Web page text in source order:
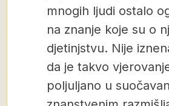
mnogih ljudi ostalo
na znanje koje su o
djetinjstvu. Nije
da je takvo
poljuljano u